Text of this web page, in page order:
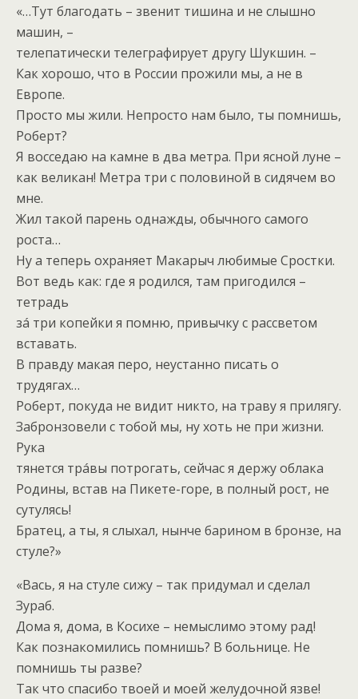
«…Тут благодать – звенит тишина и не слышно
машин, –
телепатически телеграфирует другу Шукшин. –
Как хорошо, что в России прожили мы, а не в
Европе.
Просто мы жили. Непросто нам было, ты помнишь,
Роберт?
Я восседаю на камне в два метра. При ясной луне –
как великан! Метра три с половиной в сидячем во
мне.
Жил такой парень однажды, обычного самого
роста…
Ну а теперь охраняет Макарыч любимые Сростки.
Вот ведь как: где я родился, там пригодился –
тетрадь
зá три копейки я помню, привычку с рассветом
вставать.
В правду макая перо, неустанно писать о
трудягах…
Роберт, покуда не видит никто, на траву я прилягу.
Забронзовели с тобой мы, ну хоть не при жизни.
Рука
тянется трáвы потрогать, сейчас я держу облака
Родины, встав на Пикете-горе, в полный рост, не
сутулясь!
Братец, а ты, я слыхал, нынче барином в бронзе, на
стуле?»
«Вась, я на стуле сижу – так придумал и сделал
Зураб.
Дома я, дома, в Косихе – немыслимо этому рад!
Как познакомились помнишь? В больнице. Не
помнишь ты разве?
Так что спасибо твоей и моей желудочной язве!